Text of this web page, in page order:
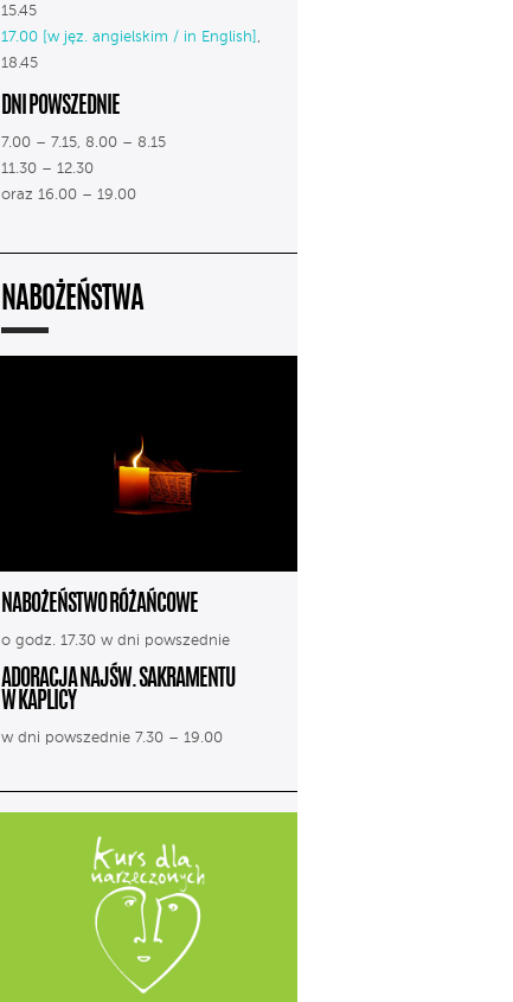
15.45
17.00 [w jęz. angielskim / in English] ,
18.45
DNI POWSZEDNIE
7.00 – 7.15, 8.00 – 8.15
11.30 – 12.30
oraz 16.00 – 19.00
NABOŻEŃSTWA
NABOŻEŃSTWO RÓŻAŃCOWE
o godz. 17.30 w dni powszednie
ADORACJA NAJŚW. SAKRAMENTU
W KAPLICY
w dni powszednie 7.30 – 19.00